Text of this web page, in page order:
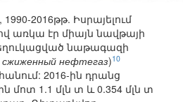
2016թթ. Իսրայելում
առկա էր միայն նավթայի
նաթագազի
сжиженный нефтегаз)10
2016-ին դրանց
մոտ 1.1 մլն տ և 0.354 մլն տ